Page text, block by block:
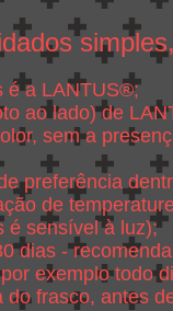
é a LANTUS®;
ao lado) de
sem a
preferência
de
é sensível à luz);
dias -
exemplo todo
frasco, antes